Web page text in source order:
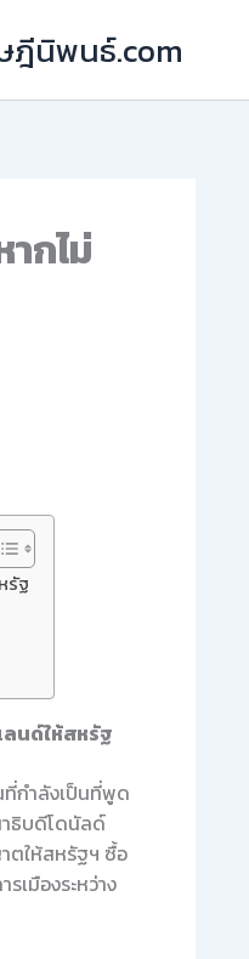
ฎีนิพนธ์.com
กไม่
รัฐ
ลนด์ให้สหรัฐ
ที่กำลังเป็นที่พูด
าธิบดีโดนัลด์
ตให้สหรัฐฯ ซื้อ
เมืองระหว่าง